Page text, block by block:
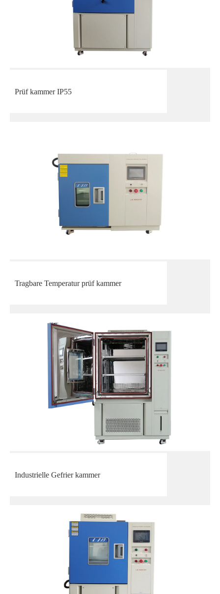
Prüf kammer IP55
Tragbare Temperatur prüf kammer
Industrielle Gefrier kammer